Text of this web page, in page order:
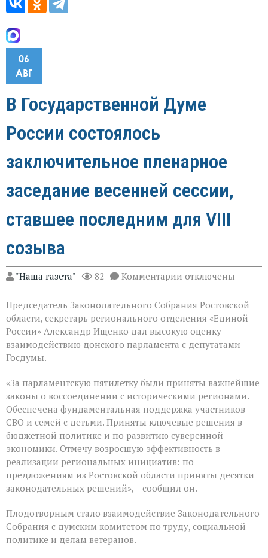
06
АВГ
В Государственной Думе
России состоялось
заключительное пленарное
заседание весенней сессии,
ставшее последним для VIII
созыва
"Наша газета" 82 Комментарии к
записи
Государственной
Думе
состоялось
заключительное
сессии,
ставшее
последним
для
VIII
созыва
отключены
Председатель Законодательного Собрания Ростовской
области, секретарь регионального отделения «Единой
России» Александр Ищенко дал высокую оценку
взаимодействию донского парламента с депутатами
Госдумы.
«За парламентскую пятилетку были приняты важнейшие
законы о воссоединении с историческими регионами.
Обеспечена фундаментальная поддержка участников
СВО и семей с детьми. Приняты ключевые решения в
бюджетной политике и по развитию суверенной
экономики. Отмечу возросшую эффективность в
реализации региональных инициатив: по
предложениям из Ростовской области приняты десятки
законодательных решений», – сообщил он.
Плодотворным стало взаимодействие Законодательного
Собрания с думским комитетом по труду, социальной
политике и делам ветеранов.